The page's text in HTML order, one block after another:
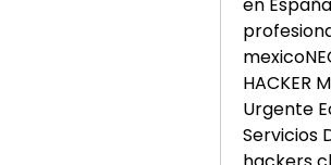
HACKER
Urgente
Servicios